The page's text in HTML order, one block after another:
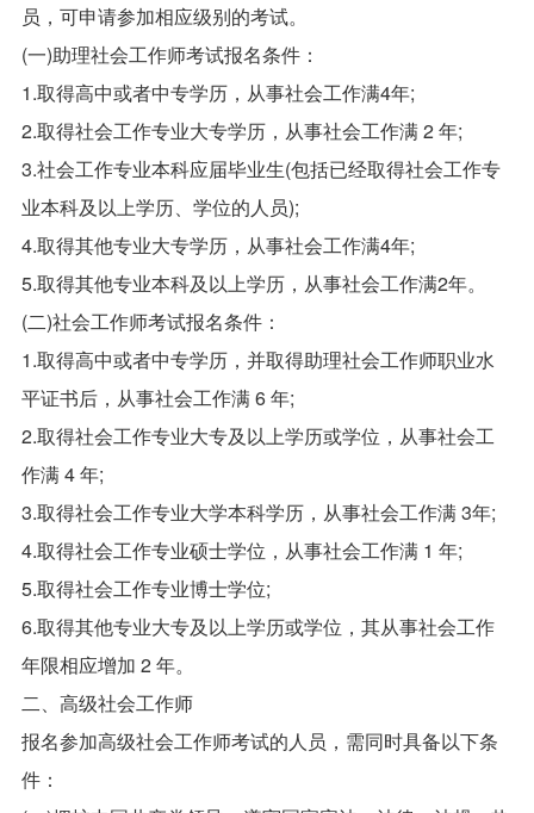
员，可申请参加相应级别的考试。
(一)助理社会工作师考试报名条件：
1.取得高中或者中专学历，从事社会工作满4年;
2.取得社会工作专业大专学历，从事社会工作满 2 年;
3.社会工作专业本科应届毕业生(包括已经取得社会工作专
业本科及以上学历、学位的人员);
4.取得其他专业大专学历，从事社会工作满4年;
5.取得其他专业本科及以上学历，从事社会工作满2年。
(二)社会工作师考试报名条件：
1.取得高中或者中专学历，并取得助理社会工作师职业水
平证书后，从事社会工作满 6 年;
2.取得社会工作专业大专及以上学历或学位，从事社会工
作满 4 年;
3.取得社会工作专业大学本科学历，从事社会工作满 3年;
4.取得社会工作专业硕士学位，从事社会工作满 1 年;
5.取得社会工作专业博士学位;
6.取得其他专业大专及以上学历或学位，其从事社会工作
年限相应增加 2 年。
二、高级社会工作师
报名参加高级社会工作师考试的人员，需同时具备以下条
件：